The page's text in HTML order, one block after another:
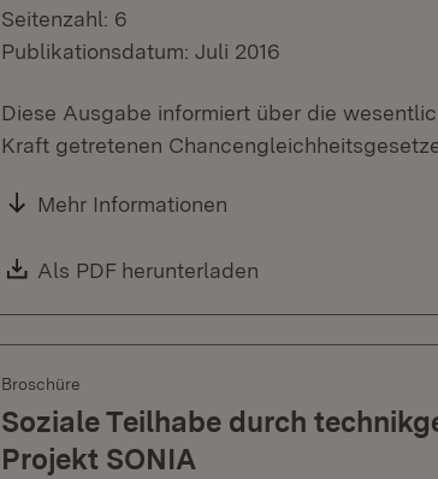
Seitenzahl: 6
Publikationsdatum: Juli 2016
Diese Ausgabe informiert über die
Kraft getretenen
Mehr Informationen
Download:
Als PDF herunterladen
Broschüre
Soziale Teilhabe durch
Projekt SONIA